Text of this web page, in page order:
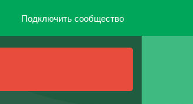
Подключить сообщество